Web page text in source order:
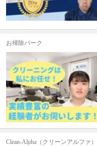
お掃除パーク
Clean-Alpha（クリーンアルファ）